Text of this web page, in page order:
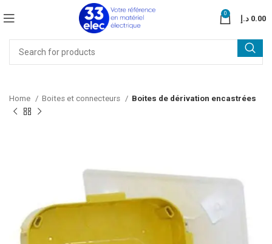
0
0.00 د.إ
Home Boites et connecteurs Boites de dérivation encastrées